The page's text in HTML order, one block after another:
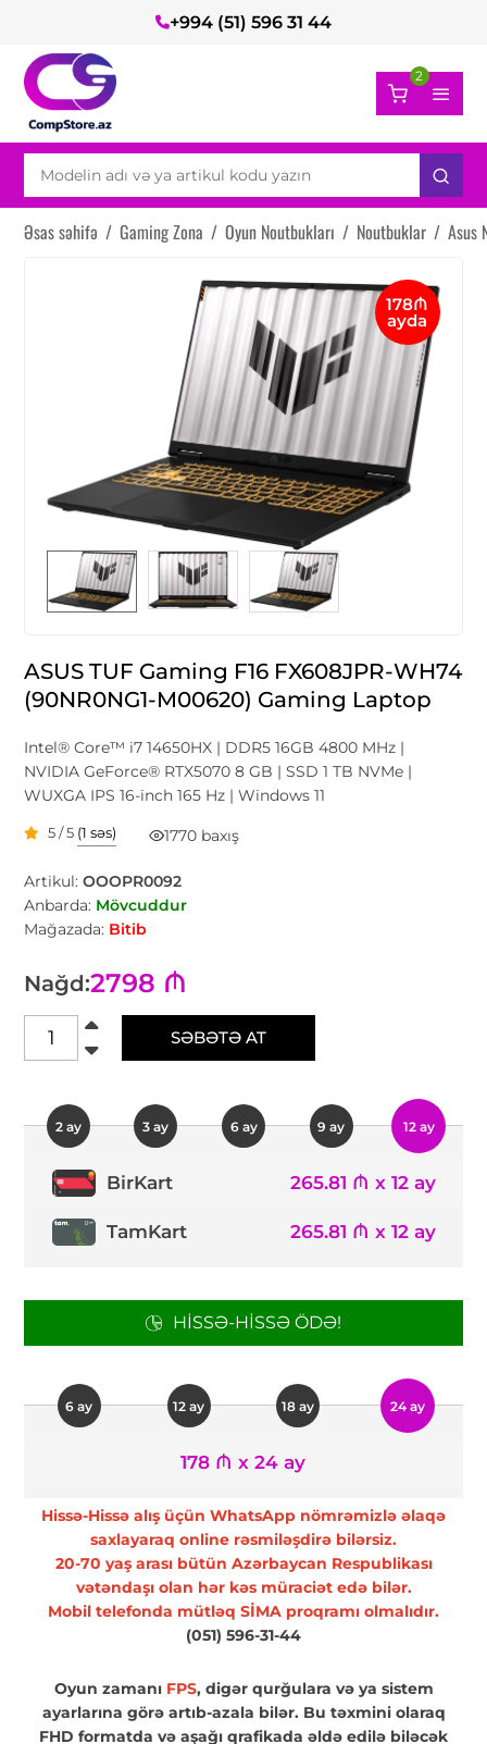
+994 (51) 596 31 44
2
Əsas səhifə / Gaming Zona / Oyun Noutbukları / Noutbuklar / Asus
178₼
ayda
ASUS TUF Gaming F16 FX608JPR-WH74
(90NR0NG1-M00620) Gaming Laptop
Intel® Core™ i7 14650HX | DDR5 16GB 4800 MHz |
NVIDIA GeForce® RTX5070 8 GB | SSD 1 TB NVMe |
WUXGA IPS 16-inch 165 Hz | Windows 11
5 / 5 (1 səs) 1770 baxış
Artikul:OOOPR0092
Anbarda: Mövcuddur
Mağazada: Bitib
Nağd:2798 ₼
SƏBƏTƏ AT
2 ay 3 ay 6 ay 9 ay 12 ay
BirKart 265.81 ₼ x 12 ay
TamKart 265.81 ₼ x 12 ay
HISSƏ-HISSƏ ÖDƏ!
6 ay 12 ay 18 ay 24 ay
178 ₼ x 24 ay
Hissə-Hissə alış üçün WhatsApp nömrəmizlə əlaqə
saxlayaraq online rəsmiləşdirə bilərsiz.
20-70 yaş arası bütün Azərbaycan Respublikası
vətəndaşı olan hər kəs müraciət edə bilər.
Mobil telefonda mütləq SİMA proqramı olmalıdır.
(051) 596-31-44
Oyun zamanı FPS, digər qurğulara və ya sistem
ayarlarına görə artıb-azala bilər. Bu təxmini olaraq
FHD formatda və aşağı qrafikada əldə edilə biləcək